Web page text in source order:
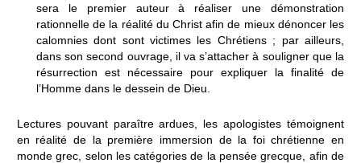
sera le premier auteur à réaliser une démonstration
rationnelle de la réalité du Christ afin de mieux dénoncer les
calomnies dont sont victimes les Chrétiens ; par ailleurs,
dans son second ouvrage, il va s’attacher à souligner que la
résurrection est nécessaire pour expliquer la finalité de
l’Homme dans le dessein de Dieu.
Lectures pouvant paraître ardues, les apologistes témoignent
en réalité de la première immersion de la foi chrétienne en
monde grec, selon les catégories de la pensée grecque, afin de